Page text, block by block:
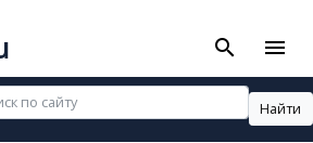
search menu
Найти